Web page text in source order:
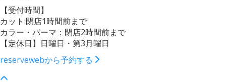
【受付時間】
カット:閉店1時間前まで
カラー・パーマ：閉店2時間前まで
【定休日】日曜日・第3月曜日
reservewebから予約する